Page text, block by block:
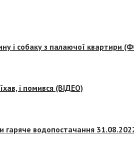
і собаку з палаючої квартири
і помився (ВІДЕО)
гаряче водопостачання